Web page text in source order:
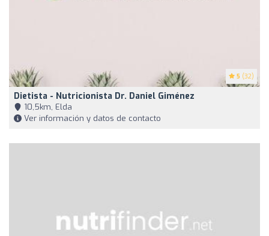
5 (32)
Dietista - Nutricionista Dr. Daniel Giménez
10,5km, Elda
Ver información y datos de contacto